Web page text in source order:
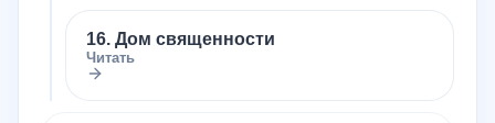
16. Дом священности
Читать